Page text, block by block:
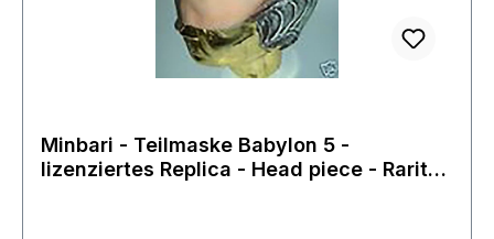
Minbari - Teilmaske Babylon 5 -
lizenziertes Replica - Head piece - Rarität